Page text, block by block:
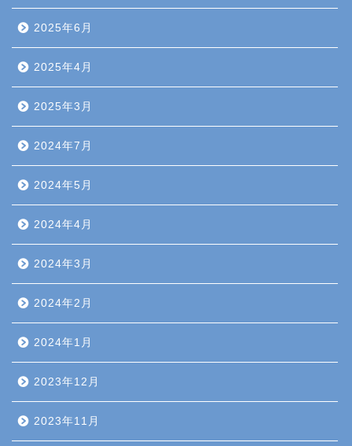
2025年6月
2025年4月
2025年3月
2024年7月
2024年5月
2024年4月
2024年3月
2024年2月
2024年1月
2023年12月
2023年11月